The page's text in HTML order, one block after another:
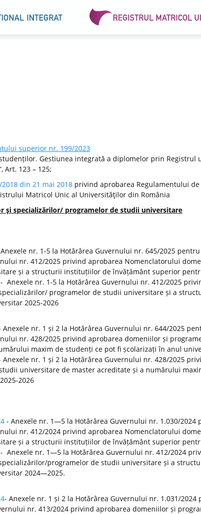
superior nr. 199/2023
Gestiunea integrată a diplomelor prin
Art. 123 – 125;
din 21 mai 2018 privind aprobarea Regulamentului
Matricol Unic al Universităţilor din România
şi specializărilor/ programelor de studii universitare
Anexele nr. 1-5 la Hotărârea Guvernului nr. 645/2025
nr. 412/2025 privind aprobarea Nomenclatorului
și a structurii instituțiilor de învățământ superior
- Anexele nr. 1-5 la Hotărârea Guvernului nr. 412/2025
programelor de studii universitare și a
2025-2026
Anexele nr. 1 și 2 la Hotărârea Guvernului nr. 644/2025
nr. 428/2025 privind aprobarea domeniilor și
maxim de studenți ce pot fi școlarizați în anul
Anexele nr. 1 și 2 la Hotărârea Guvernului nr. 428/2025
universitare de master acreditate și a numărului
2026
- Anexele nr. 1—5 la Hotărârea Guvernului nr. 1.030/
nr. 412/2024 privind aprobarea Nomenclatorului
și a structurii instituțiilor de învățământ superior
- Anexele nr. 1—5 la Hotărârea Guvernului nr. 412/2024
programelor de studii universitare și a
2024—2025.
- Anexele nr. 1 și 2 la Hotărârea Guvernului nr. 1.031/
nr. 413/2024 privind aprobarea domeniilor și